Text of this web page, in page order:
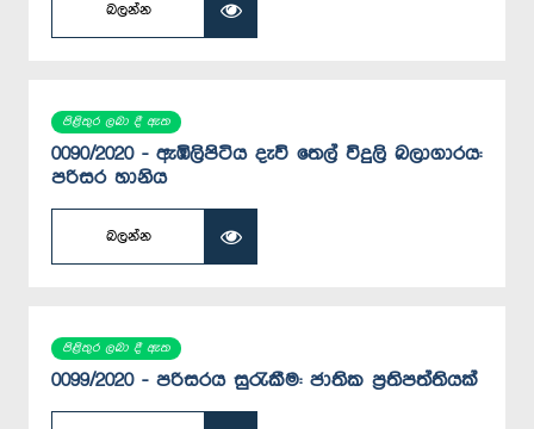
බලන්න
පිළිතුර ලබා දී ඇත
0090/2020 - ඇඹිලිපිටිය දැවි තෙල් විදුලි බලාගාරය:
පරිසර හානිය
බලන්න
පිළිතුර ලබා දී ඇත
0099/2020 - පරිසරය සුරැකීම: ජාතික ප්‍රතිපත්තියක්